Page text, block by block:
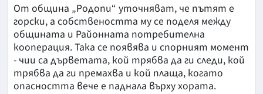
От община „Родопи“ уточняват, че пътят е
горски, а собствеността му се поделя между
общината и Районната потребителна
кооперация. Така се появява и спорният момент
- чии са дърветата, кой трябва да ги следи, кой
трябва да ги премахва и кой плаща, когато
опасността вече е паднала върху хората.